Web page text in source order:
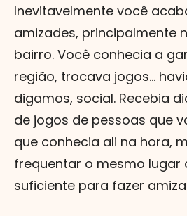
Inevitavelmente você
amizades, principalmente
bairro. Você conhecia a
região, trocava jogos...
digamos, social. Recebia
de jogos de pessoas que
que conhecia ali na hora,
frequentar o mesmo lugar
suficiente para fazer